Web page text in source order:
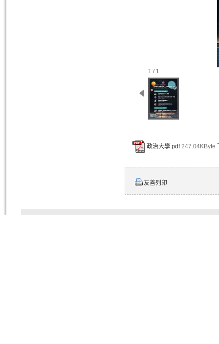
1 / 1
政治大學.pdf 247.04KByte
友善列印